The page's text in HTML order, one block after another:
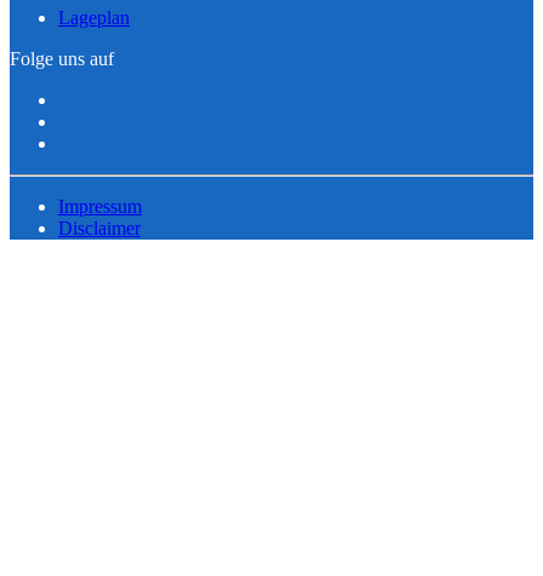
Lageplan
Folge uns auf
Impressum
Disclaimer